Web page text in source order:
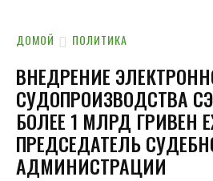
ДОМОЙ ПОЛИТИКА
ВНЕДРЕНИЕ
СУДОПРОИЗВОДСТВА
БОЛЕЕ 1 МЛРД ГРИВЕН
ПРЕДСЕДАТЕЛЬ
АДМИНИСТРАЦИИ